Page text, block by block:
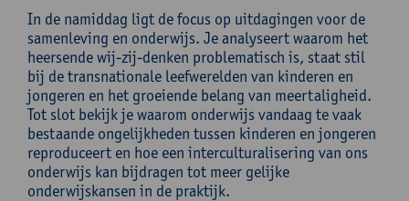
In de namiddag ligt de focus op uitdagingen voor de
samenleving en onderwijs. Je analyseert waarom het
heersende wij-zij-denken problematisch is, staat stil
bij de transnationale leefwerelden van kinderen en
jongeren en het groeiende belang van meertaligheid.
Tot slot bekijk je waarom onderwijs vandaag te vaak
bestaande ongelijkheden tussen kinderen en jongeren
reproduceert en hoe een interculturalisering van ons
onderwijs kan bijdragen tot meer gelijke
onderwijskansen in de praktijk.